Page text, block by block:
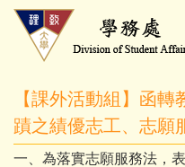
跳
容
區
【課外活動組】函
蹟之績優志工、志願
一、為落實志願服務法，